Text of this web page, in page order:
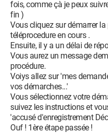
fois, comme çà je peux
fin )
Vous cliquez sur démarrer
téléprocedure en cours .
Ensuite, il y a un délai de
Vous aurez un message
procédure.
Voiys allez sur 'mes
vos démarches...'
Vous sélectionnez votre
suivez les instructions et
'accusé d'enregistrement
Ouf ! 1ère étape passée !